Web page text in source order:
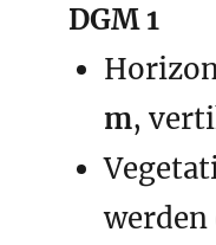
DGM 1
m,